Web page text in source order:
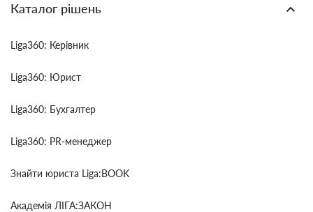
Каталог рішень
Liga360: Керівник
Liga360: Юрист
Liga360: Бухгалтер
Liga360: PR-менеджер
Знайти юриста Liga:BOOK
Академія ЛІГА:ЗАКОН